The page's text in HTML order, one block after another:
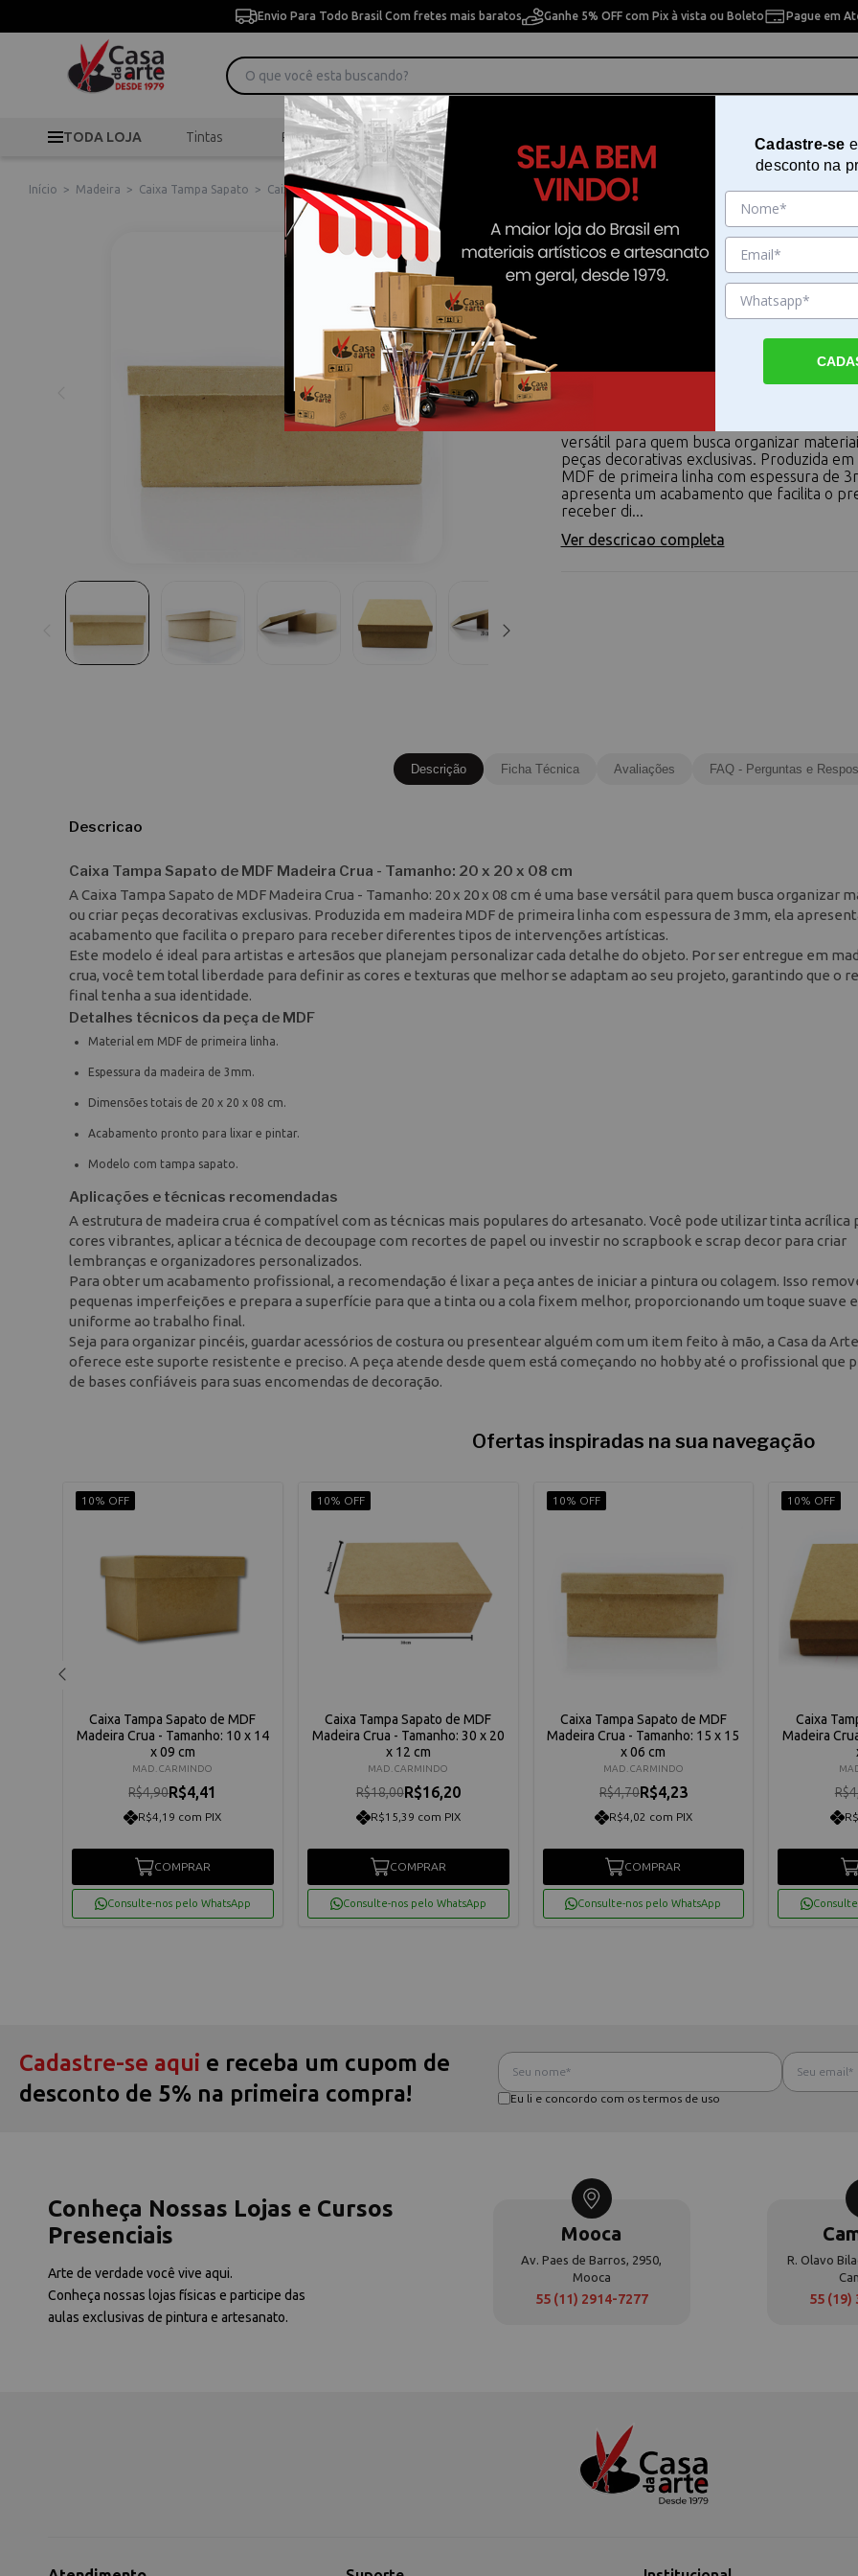
Envio Para Todo Brasil Com fretes mais baratos Ganhe 5% OFF com Pix à vista ou Boleto Pague em
TODA LOJA Tintas Pincéis Desenho Pintura
Início > Madeira > Caixa Tampa Sapato > Caixa Tampa Sapato de MDF Madeira Crua - Tamanho: 20 x 20 x 08 cm
Caixa Tampa Sapato de MDF
Crua - Tamanho: 20 x 20 x 08 cm
Caixa Tampa Sapato de MDF Madeira
versátil para quem busca organizar
peças decorativas exclusivas. Produzida
MDF de primeira linha com espessura de
apresenta um acabamento que facilita o
receber di...
Ver descricao completa
Descrição Ficha Técnica Avaliações FAQ - Perguntas e
Descricao
Caixa Tampa Sapato de MDF Madeira Crua - Tamanho: 20 x 20 x 08 cm
A Caixa Tampa Sapato de MDF Madeira Crua - Tamanho: 20 x 20 x 08 cm é uma base versátil para quem busca organizar
ou criar peças decorativas exclusivas. Produzida em madeira MDF de primeira linha com espessura de 3mm, ela
acabamento que facilita o preparo para receber diferentes tipos de intervenções artísticas.
Este modelo é ideal para artistas e artesãos que planejam personalizar cada detalhe do objeto. Por ser entregue em
crua, você tem total liberdade para definir as cores e texturas que melhor se adaptam ao seu projeto, garantindo que o
final tenha a sua identidade.
Detalhes técnicos da peça de MDF
Material em MDF de primeira linha.
Espessura da madeira de 3mm.
Dimensões totais de 20 x 20 x 08 cm.
Acabamento pronto para lixar e pintar.
Modelo com tampa sapato.
Aplicações e técnicas recomendadas
A estrutura de madeira crua é compatível com as técnicas mais populares do artesanato. Você pode utilizar tinta acrílica
cores vibrantes, aplicar a técnica de decoupage com recortes de papel ou investir no scrapbook e scrap decor para criar
lembranças e organizadores personalizados.
Para obter um acabamento profissional, a recomendação é lixar a peça antes de iniciar a pintura ou colagem. Isso
pequenas imperfeições e prepara a superfície para que a tinta ou a cola fixem melhor, proporcionando um toque suave e
uniforme ao trabalho final.
Seja para organizar pincéis, guardar acessórios de costura ou presentear alguém com um item feito à mão, a Casa da Arte
oferece este suporte resistente e preciso. A peça atende desde quem está começando no hobby até o profissional que
de bases confiáveis para suas encomendas de decoração.
Ofertas inspiradas na sua navegação
10% OFF
Caixa Tampa Sapato de MDF
Madeira Crua - Tamanho: 10 x 14
x 09 cm
MAD. CARMINDO
R$4,90R$4,41
R$4,19 com PIX
COMPRAR
Consulte-nos pelo WhatsApp
10% OFF
Caixa Tampa Sapato de MDF
Madeira Crua - Tamanho: 30 x 20
x 12 cm
MAD. CARMINDO
R$18,00R$16,20
R$15,39 com PIX
COMPRAR
Consulte-nos pelo WhatsApp
10% OFF
Caixa Tampa Sapato de MDF
Madeira Crua - Tamanho: 15 x 15
x 06 cm
MAD. CARMINDO
R$4,70R$4,23
R$4,02 com PIX
COMPRAR
Consulte-nos pelo WhatsApp
10% OFF
Caixa
Madeira
Cadastre-se aqui e receba um cupom de
desconto de 5% na primeira compra!
Eu li e concordo com os termos de uso
Conheça Nossas Lojas e Cursos
Presenciais
Arte de verdade você vive aqui.
Conheça nossas lojas físicas e participe das
aulas exclusivas de pintura e artesanato.
Mooca
Av. Paes de Barros, 2950,
Mooca
55 (11) 2914-7277
R. Olavo
55 (19)
Cadastre-se
desconto na